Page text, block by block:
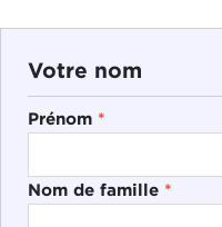
Votre nom
Prénom *
Nom de famille *